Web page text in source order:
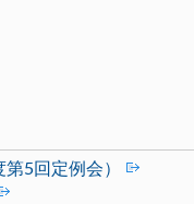
5回定例会）